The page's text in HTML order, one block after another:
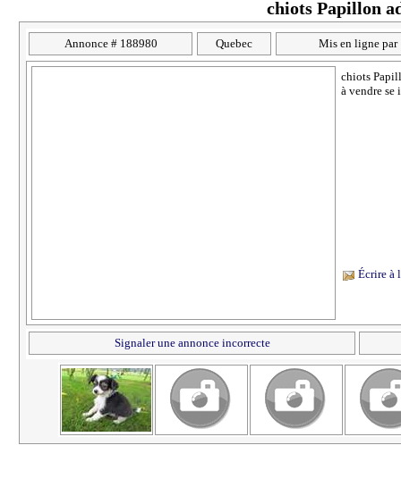
chiots Papillon
Annonce # 188980 Quebec Mis en ligne par
chiots
à vendre
Écrire à
Signaler une annonce incorrecte